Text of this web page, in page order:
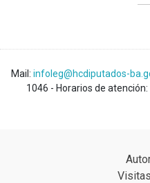
Mail: infoleg@hcdiputados-
1046 - Horarios de atención: